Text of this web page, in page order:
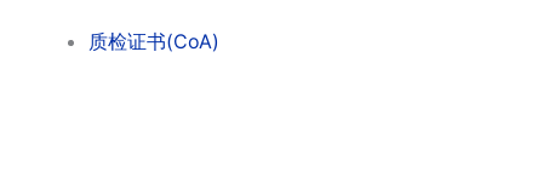
质检证书(CoA)